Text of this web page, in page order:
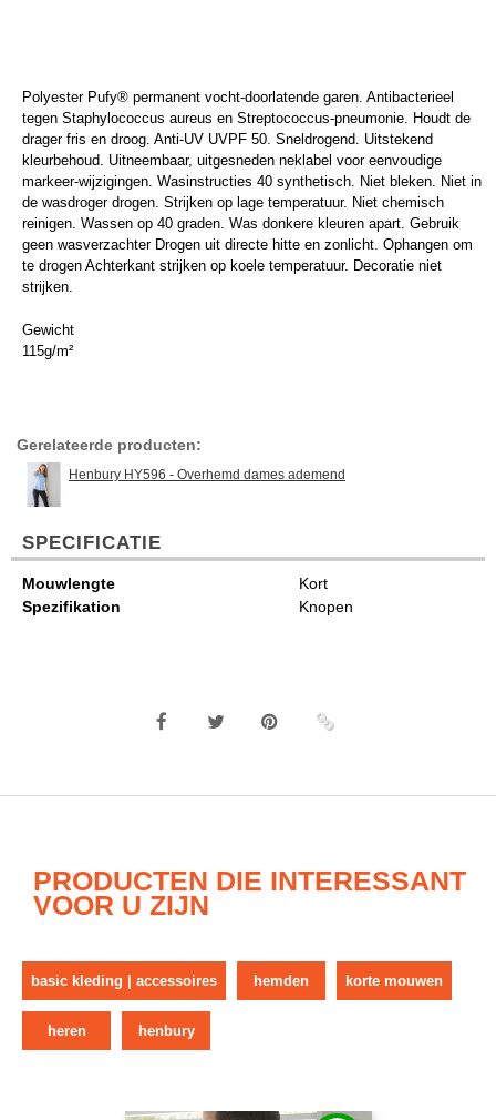
Polyester Pufy® permanent vocht-doorlatende garen. Antibacterieel
tegen Staphylococcus aureus en Streptococcus-pneumonie. Houdt de
drager fris en droog. Anti-UV UVPF 50. Sneldrogend. Uitstekend
kleurbehoud. Uitneembaar, uitgesneden neklabel voor eenvoudige
markeer-wijzigingen. Wasinstructies 40 synthetisch. Niet bleken. Niet in
de wasdroger drogen. Strijken op lage temperatuur. Niet chemisch
reinigen. Wassen op 40 graden. Was donkere kleuren apart. Gebruik
geen wasverzachter Drogen uit directe hitte en zonlicht. Ophangen om
te drogen Achterkant strijken op koele temperatuur. Decoratie niet
strijken.
Gewicht
115g/m²
Gerelateerde producten:
Henbury HY596 - Overhemd dames ademend
SPECIFICATIE
Mouwlengte
Kort
Spezifikation
Knopen
PRODUCTEN DIE INTERESSANT
VOOR U ZIJN
basic kleding | accessoires hemden korte mouwen
heren henbury